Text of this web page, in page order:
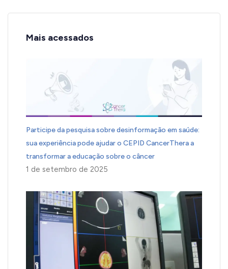
Mais acessados
Participe da pesquisa sobre desinformação em saúde:
sua experiência pode ajudar o CEPID CancerThera a
transformar a educação sobre o câncer
1 de setembro de 2025